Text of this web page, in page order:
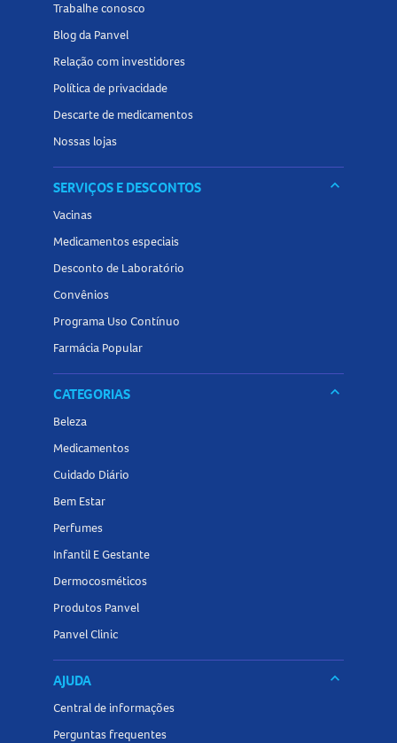
Tamanho do produto
Explore a categoria deesmaltes
encontre opções com diferentes cores, acabamentos e
efeitos para criar unhas impecáveis em qualquer ocasião.
Trabalhe conosco
Blog da Panvel
Relação com investidores
Política de privacidade
Descarte de medicamentos
Nossas lojas
SERVIÇOS E DESCONTOS keyboard_arrow_down
Vacinas
Medicamentos especiais
Desconto de Laboratório
Convênios
Programa Uso Contínuo
Farmácia Popular
CATEGORIAS keyboard_arrow_down
Beleza
Medicamentos
Cuidado Diário
Bem Estar
Perfumes
Infantil E Gestante
Dermocosméticos
Produtos Panvel
Panvel Clinic
AJUDA keyboard_arrow_down
Central de informações
Perguntas frequentes